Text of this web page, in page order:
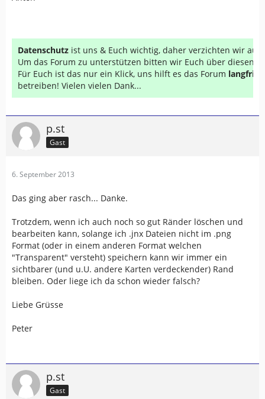
Datenschutz ist uns & Euch wichtig, daher verzichten wir auf
Um das Forum zu unterstützen bitten wir Euch über diesen
Für Euch ist das nur ein Klick, uns hilft es das Forum
betreiben! Vielen vielen Dank...
p.st
Gast
6. September 2013
Das ging aber rasch... Danke.
Trotzdem, wenn ich auch noch so gut Ränder löschen und
bearbeiten kann, solange ich .jnx Dateien nicht im .png
Format (oder in einem anderen Format welchen
"Transparent" versteht) speichern kann wir immer ein
sichtbarer (und u.U. andere Karten verdeckender) Rand
bleiben. Oder liege ich da schon wieder falsch?
Liebe Grüsse
Peter
p.st
Gast